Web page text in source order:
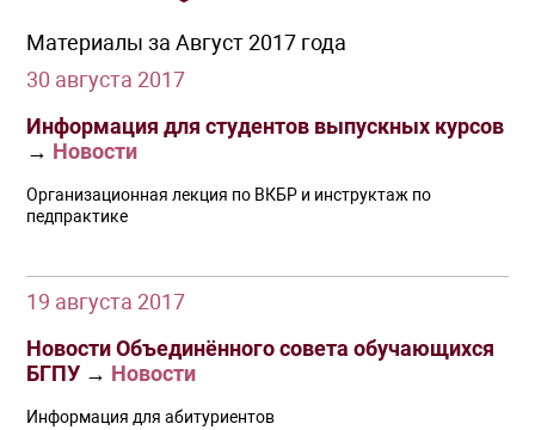
Материалы за Август 2017 года
30 августа 2017
Информация для студентов выпускных курсов
→ Новости
Организационная лекция по ВКБР и инструктаж по
педпрактике
19 августа 2017
Новости Объединённого совета обучающихся
БГПУ → Новости
Информация для абитуриентов